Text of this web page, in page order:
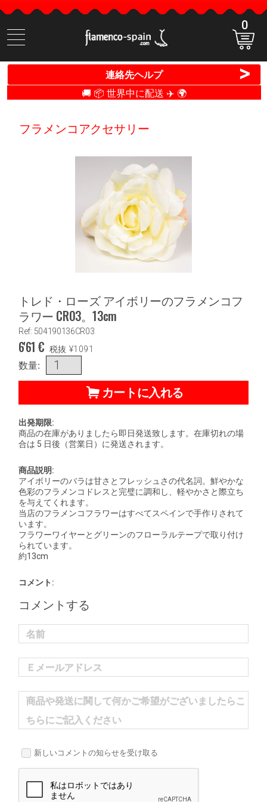
商
品
検
0
連絡先ヘルプ >
🚚 📦 世界中に配送 ✈️ 🌍
フラメンコアクセサリー
トレド・ローズ アイボリーのフラメンコフ
ラワー CR03。13cm
Ref: 504190136CR03
6'61 € 税抜 ¥1091
数量:
カートに入れる
出発期限:
商品の在庫がありましたら即日発送致します。在庫切れの場
合は 5 日後（営業日）に発送されます。
商品説明:
アイボリーのバラは甘さとフレッシュさの代名詞。鮮やかな
色彩のフラメンコドレスと完璧に調和し、軽やかさと際立ち
を与えてくれます。
当店のフラメンコフラワーはすべてスペインで手作りされて
います。
フラワーワイヤーとグリーンのフローラルテープで取り付け
られています。
約13cm
コメント:
コメントする
名前
Ｅメールアドレス
商品や発送に関して何かご希望がございましたらこ
ちらにご記入ください
新しいコメントの知らせを受け取る